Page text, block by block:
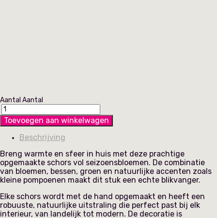
Aantal Aantal
Toevoegen aan winkelwagen
Beschrijving
Breng warmte en sfeer in huis met deze prachtige
opgemaakte schors vol seizoensbloemen. De combinatie
van bloemen, bessen, groen en natuurlijke accenten zoals
kleine pompoenen maakt dit stuk een echte blikvanger.
Elke schors wordt met de hand opgemaakt en heeft een
robuuste, natuurlijke uitstraling die perfect past bij elk
interieur, van landelijk tot modern. De decoratie is